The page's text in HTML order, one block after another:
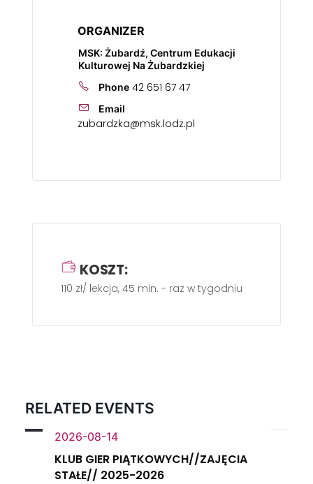
ORGANIZER
MSK: Żubardź, Centrum Edukacji
Kulturowej Na Żubardzkiej
Phone 42 651 67 47
Email
zubardzka@msk.lodz.pl
KOSZT:
110 zł/ lekcja, 45 min. - raz w tygodniu
RELATED EVENTS
2026-08-14
KLUB GIER PIĄTKOWYCH//ZAJĘCIA
STAŁE// 2025-2026